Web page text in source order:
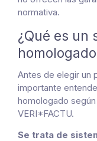
normativa.
¿Qué es un
Antes de elegir un
importante
homologado
VERI*FACTU.
Se trata de